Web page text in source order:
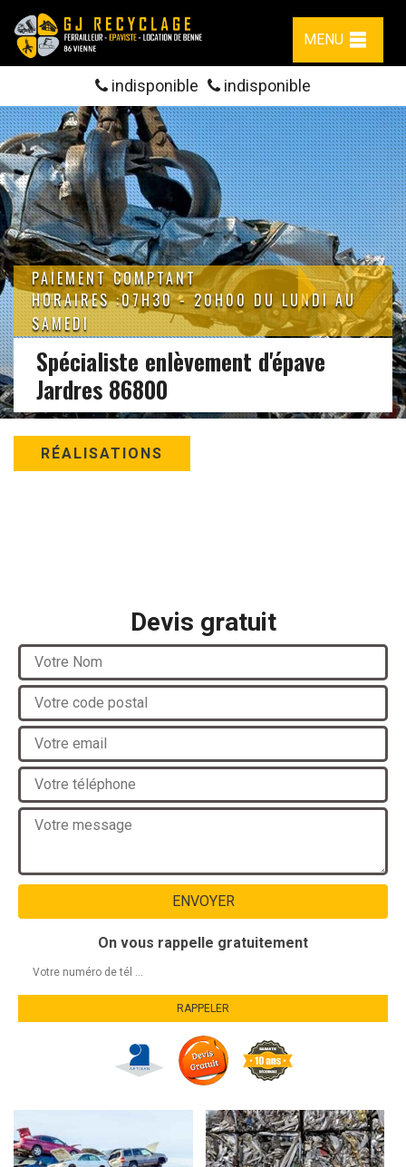
MENU
indisponible indisponible
PAIEMENT COMPTANT
HORAIRES :07H30 - 20H00 DU LUNDI AU
SAMEDI
Spécialiste enlèvement d'épave
Jardres 86800
RÉALISATIONS
Devis gratuit
On vous rappelle gratuitement